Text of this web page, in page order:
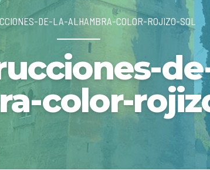
DE-LA-ALHAMBRA-COLOR-ROJIZO-SOL
color-